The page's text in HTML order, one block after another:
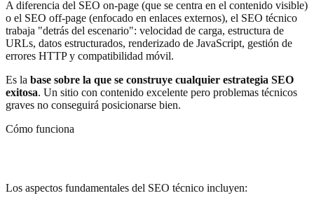
A diferencia del SEO on-page (que se centra en el contenido visible)
o el SEO off-page (enfocado en enlaces externos), el SEO técnico
trabaja "detrás del escenario": velocidad de carga, estructura de
URLs, datos estructurados, renderizado de JavaScript, gestión de
errores HTTP y compatibilidad móvil.
Es la base sobre la que se construye cualquier estrategia SEO
exitosa. Un sitio con contenido excelente pero problemas técnicos
graves no conseguirá posicionarse bien.
Cómo funciona
Los aspectos fundamentales del SEO técnico incluyen: